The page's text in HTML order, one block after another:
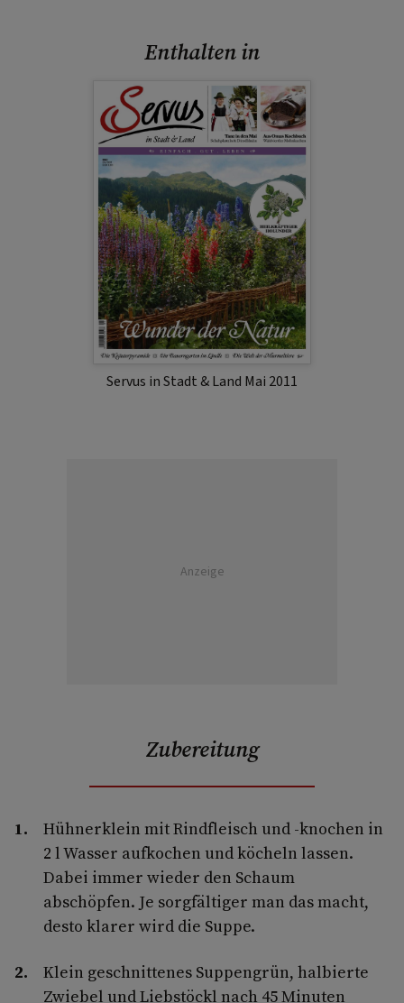
Enthalten in
Servus in Stadt & Land Mai 2011
Anzeige
Zubereitung
Hühnerklein mit Rindfleisch und -knochen in
2 l Wasser aufkochen und köcheln lassen.
Dabei immer wieder den Schaum
abschöpfen. Je sorgfältiger man das macht,
desto klarer wird die Suppe.
Klein geschnittenes Suppengrün, halbierte
Zwiebel und Liebstöckl nach 45 Minuten